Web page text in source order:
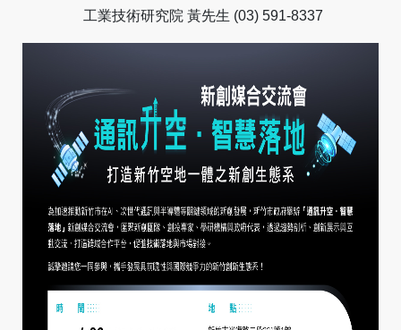
工業技術研究院 黃先生 (03) 591-8337